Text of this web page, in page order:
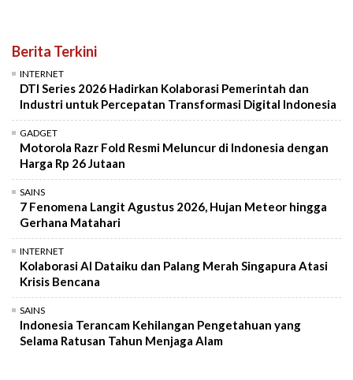
Berita Terkini
INTERNET
DTI Series 2026 Hadirkan Kolaborasi Pemerintah dan
Industri untuk Percepatan Transformasi Digital Indonesia
GADGET
Motorola Razr Fold Resmi Meluncur di Indonesia dengan
Harga Rp 26 Jutaan
SAINS
7 Fenomena Langit Agustus 2026, Hujan Meteor hingga
Gerhana Matahari
INTERNET
Kolaborasi AI Dataiku dan Palang Merah Singapura Atasi
Krisis Bencana
SAINS
Indonesia Terancam Kehilangan Pengetahuan yang
Selama Ratusan Tahun Menjaga Alam